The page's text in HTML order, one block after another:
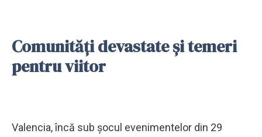
Comunități devastate și temeri
pentru viitor
Valencia, încă sub șocul evenimentelor din 29